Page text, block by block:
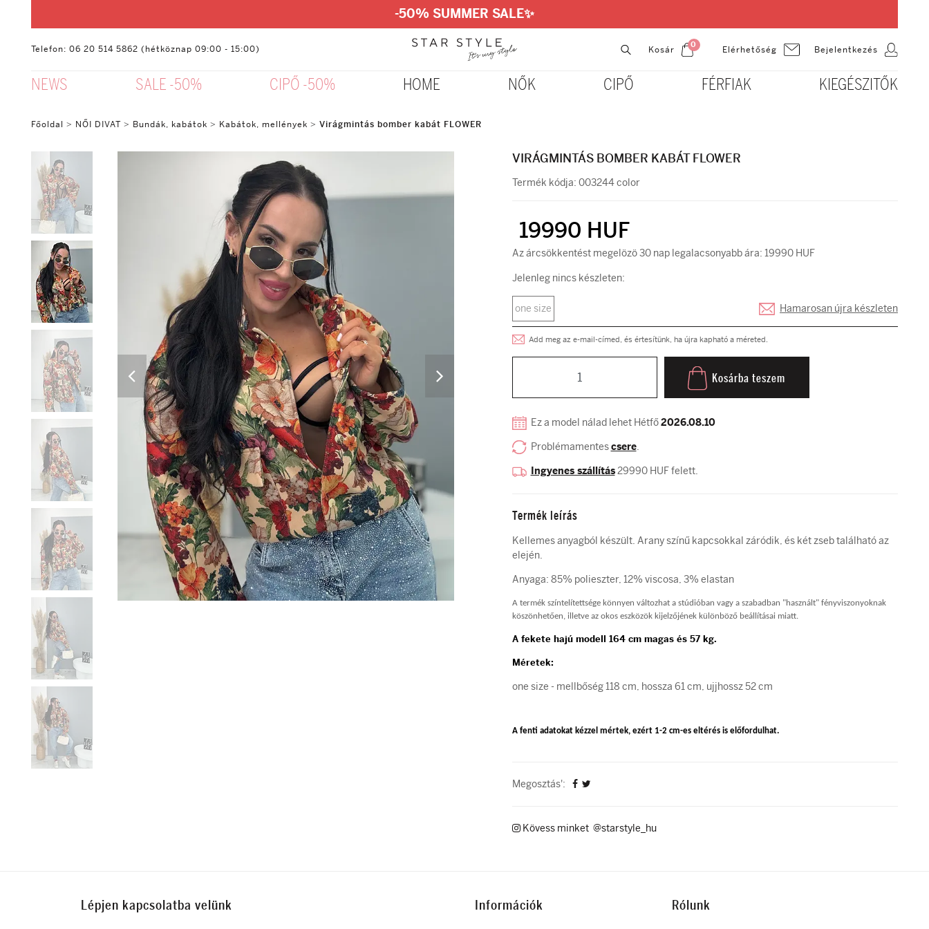
-50% SUMMER SALE✨
Telefon: 06 20 514 5862 (hétköznap 09:00 - 15:00) Kosár
0
Elérhetőség Bejelentkezés
NEWS SALE -50% CIPŐ -50% HOME NŐK CIPŐ FÉRFIAK KIEGÉSZITŐK
Főoldal > NŐI DIVAT > Bundák, kabátok > Kabátok, mellények > Virágmintás bomber kabát FLOWER
VIRÁGMINTÁS BOMBER KABÁT FLOWER
Termék kódja: 003244 color
19990 HUF
Az árcsökkentést megelözö 30 nap legalacsonyabb ára: 19990 HUF
Jelenleg nincs készleten:
one size Hamarosan újra készleten
Add meg az e-mail-címed, és értesítünk, ha újra kapható a méreted.
Kosárba teszem
Ez a model nálad lehet Hétfő2026.08.10
Problémamentescsere.
Ingyenes szállítás29990 HUF felett.
Termék leírás
Kellemes anyagból készült. Arany színű kapcsokkal záródik, és két zseb található az
elején.
Anyaga: 85% polieszter, 12% viscosa, 3% elastan
A termék színtelítettsége könnyen változhat a stúdióban vagy a szabadban "használt" fényviszonyoknak
köszönhetően, illetve az okos eszközök kijelzőjének különböző beállításai miatt.
A fekete hajú modell 164 cm magas és 57 kg.
Méretek:
one size - mellbőség 118 cm, hossza 61 cm, ujjhossz 52 cm
A fenti adatokat kézzel mértek, ezért 1-2 cm-es eltérés is előfordulhat.
Megosztás':
Kövess minket @starstyle_hu
Lépjen kapcsolatba velünk Információk Rólunk